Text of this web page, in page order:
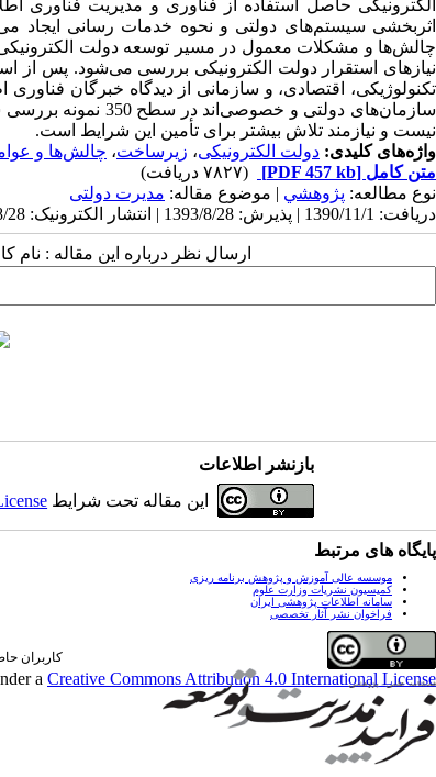
الکترونیکی حاصل استفاده از فناوری و مدیریت
اثربخشی سیستم‌های دولتی و نحوه خدمات رسانی ایجاد
چالش‌ها و مشکلات معمول در مسیر توسعه دولت
نیازهای استقرار دولت الکترونیکی بررسی می‌شود. پس از
تکنولوژیکی، اقتصادی، و سازمانی از دیدگاه خبرگان
سازمان‌های دولتی
نیست و نیازمند تلاش بیشتر برای تأمین این شرایط است.
واژه‌های کلیدی: دولت الکترونیکی، زیرساخت، چالش‌ها و
متن کامل [PDF 457 kb]
(۷۸۲۷ دریافت)
نوع مطالعه: پژوهشي | موضوع مقاله: مدیرت دولتی
دریافت: 1390/11/1 | پذیرش: 1393/8/28 | انتشار الکترونیک: 1393/8/28
ارسال نظر درباره این مقاله : نام
بازنشر اطلاعات
این مقاله تحت شرایط
پایگاه های مرتبط
موسسه عالی آموزش و پژوهش برنامه ریزی
کمیسیون نشریات وزارت علوم
سامانه اطلاعات پژوهشی ایران
فراخوان نشر آثار تخصصی
a Creative Commons Attribution 4.0 International License
کاربران حاضر